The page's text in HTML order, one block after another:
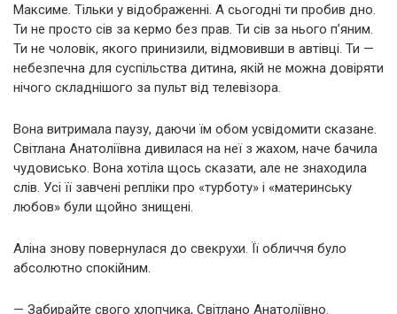
Максиме. Тільки у відображенні. А сьогодні ти пробив дно.
Ти не просто сів за кермо без прав. Ти сів за нього п’яним.
Ти не чоловік, якого принизили, відмовивши в автівці. Ти —
небезпечна для суспільства дитина, якій не можна довіряти
нічого складнішого за пульт від телевізора.
Вона витримала паузу, даючи їм обом усвідомити сказане.
Світлана Анатоліївна дивилася на неї з жахом, наче бачила
чудовисько. Вона хотіла щось сказати, але не знаходила
слів. Усі її завчені репліки про «турботу» і «материнську
любов» були щойно знищені.
Аліна знову повернулася до свекрухи. Її обличчя було
абсолютно спокійним.
— Забирайте свого хлопчика, Світлано Анатоліївно.